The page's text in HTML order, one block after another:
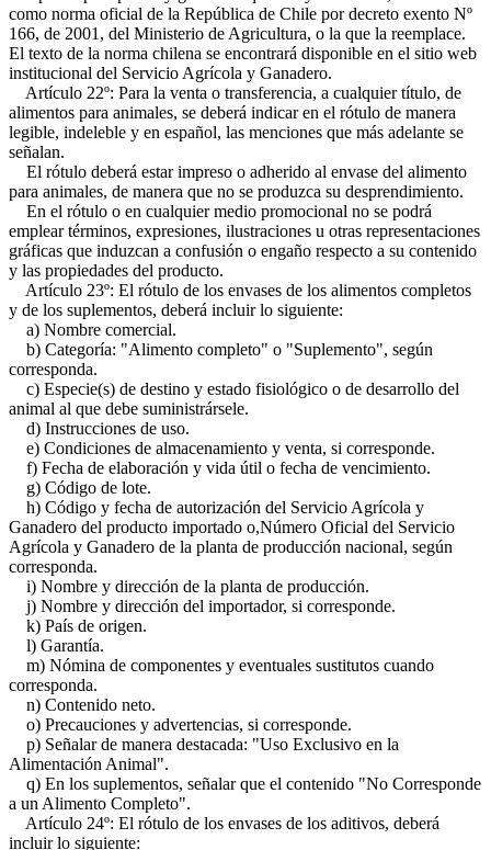
como norma oficial de la República de Chile por decreto exento Nº
166, de 2001, del Ministerio de Agricultura, o la que la reemplace.
El texto de la norma chilena se encontrará disponible en el sitio web
institucional del Servicio Agrícola y Ganadero.
Artículo 22º: Para la venta o transferencia, a cualquier título, de
alimentos para animales, se deberá indicar en el rótulo de manera
legible, indeleble y en español, las menciones que más adelante se
señalan.
El rótulo deberá estar impreso o adherido al envase del alimento
para animales, de manera que no se produzca su desprendimiento.
En el rótulo o en cualquier medio promocional no se podrá
emplear términos, expresiones, ilustraciones u otras representaciones
gráficas que induzcan a confusión o engaño respecto a su contenido
y las propiedades del producto.
Artículo 23º: El rótulo de los envases de los alimentos completos
y de los suplementos, deberá incluir lo siguiente:
a) Nombre comercial.
b) Categoría: "Alimento completo" o "Suplemento", según
corresponda.
c) Especie(s) de destino y estado fisiológico o de desarrollo del
animal al que debe suministrársele.
d) Instrucciones de uso.
e) Condiciones de almacenamiento y venta, si corresponde.
f) Fecha de elaboración y vida útil o fecha de vencimiento.
g) Código de lote.
h) Código y fecha de autorización del Servicio Agrícola y
Ganadero del producto importado o,Número Oficial del Servicio
Agrícola y Ganadero de la planta de producción nacional, según
corresponda.
i) Nombre y dirección de la planta de producción.
j) Nombre y dirección del importador, si corresponde.
k) País de origen.
l) Garantía.
m) Nómina de componentes y eventuales sustitutos cuando
corresponda.
n) Contenido neto.
o) Precauciones y advertencias, si corresponde.
p) Señalar de manera destacada: "Uso Exclusivo en la
Alimentación Animal".
q) En los suplementos, señalar que el contenido "No Corresponde
a un Alimento Completo".
Artículo 24º: El rótulo de los envases de los aditivos, deberá
incluir lo siguiente: